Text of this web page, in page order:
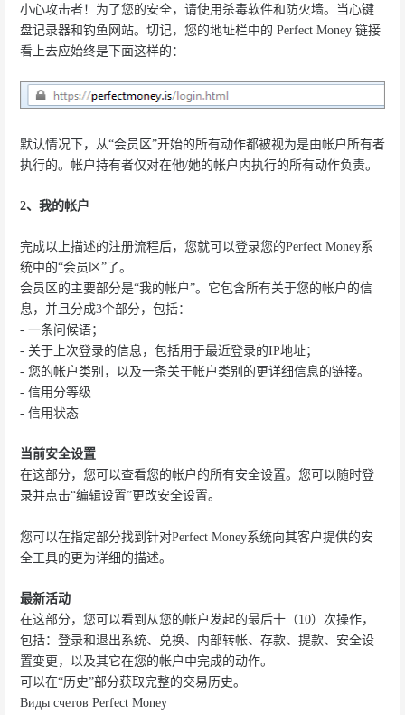
小心攻击者！为了您的安全，请使用杀毒软件和防火墙。当心键
盘记录器和钓鱼网站。切记，您的地址栏中的 Perfect Money 链接
看上去应始终是下面这样的：
默认情况下，从“会员区”开始的所有动作都被视为是由帐户所有者
执行的。帐户持有者仅对在他/她的帐户内执行的所有动作负责。
2、我的帐户
完成以上描述的注册流程后，您就可以登录您的Perfect Money系
统中的“会员区”了。
会员区的主要部分是“我的帐户”。它包含所有关于您的帐户的信
息，并且分成3个部分，包括：
- 一条问候语；
- 关于上次登录的信息，包括用于最近登录的IP地址；
- 您的帐户类别，以及一条关于帐户类别的更详细信息的链接。
- 信用分等级
- 信用状态
当前安全设置
在这部分，您可以查看您的帐户的所有安全设置。您可以随时登
录并点击“编辑设置”更改安全设置。
您可以在指定部分找到针对Perfect Money系统向其客户提供的安
全工具的更为详细的描述。
最新活动
在这部分，您可以看到从您的帐户发起的最后十（10）次操作，
包括：登录和退出系统、兑换、内部转帐、存款、提款、安全设
置变更，以及其它在您的帐户中完成的动作。
可以在“历史”部分获取完整的交易历史。
Виды счетов Perfect Money